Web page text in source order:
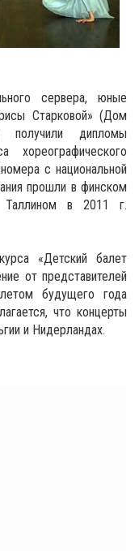
сервера, юные
Старковой» (Дом
получили дипломы
хореографического
с национальной
прошли в финском
Таллином в 2011 г.
«Детский балет
от представителей
будущего года
что концерты
и Нидерландах.